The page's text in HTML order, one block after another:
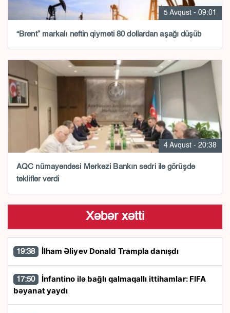
5 Avqust - 09:01
“Brent” markalı neftin qiyməti 80 dollardan aşağı düşüb
4 Avqust - 20:38
AQC nümayəndəsi Mərkəzi Bankın sədri ilə görüşdə
təkliflər verdi
Xəbər xətti
19:38 İlham Əliyev Donald Trampla danışdı
17:50
bəyanat yaydı